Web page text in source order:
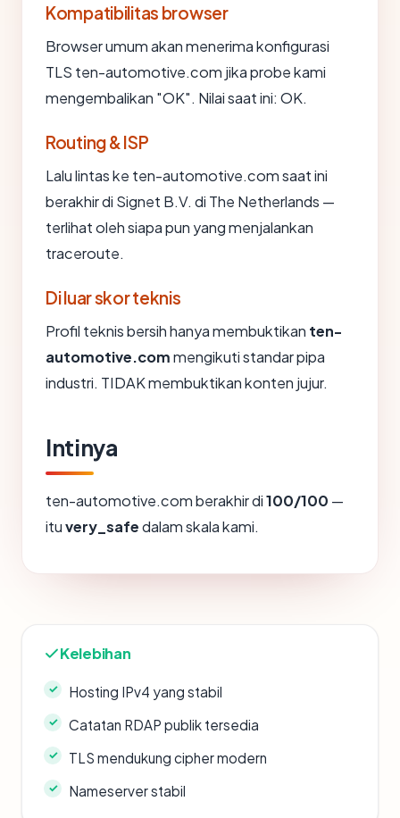
Kompatibilitas browser
Browser umum akan menerima konfigurasi
TLS ten-automotive.com jika probe kami
mengembalikan "OK". Nilai saat ini: OK.
Routing & ISP
Lalu lintas ke ten-automotive.com saat ini
berakhir di Signet B.V. di The Netherlands —
terlihat oleh siapa pun yang menjalankan
traceroute.
Di luar skor teknis
Profil teknis bersih hanya membuktikan ten-
automotive.commengikuti standar pipa
industri. TIDAK membuktikan konten jujur.
Intinya
ten-automotive.com berakhir di100/100 —
ituvery_safedalam skala kami.
Kelebihan
Hosting IPv4 yang stabil
Catatan RDAP publik tersedia
TLS mendukung cipher modern
Nameserver stabil